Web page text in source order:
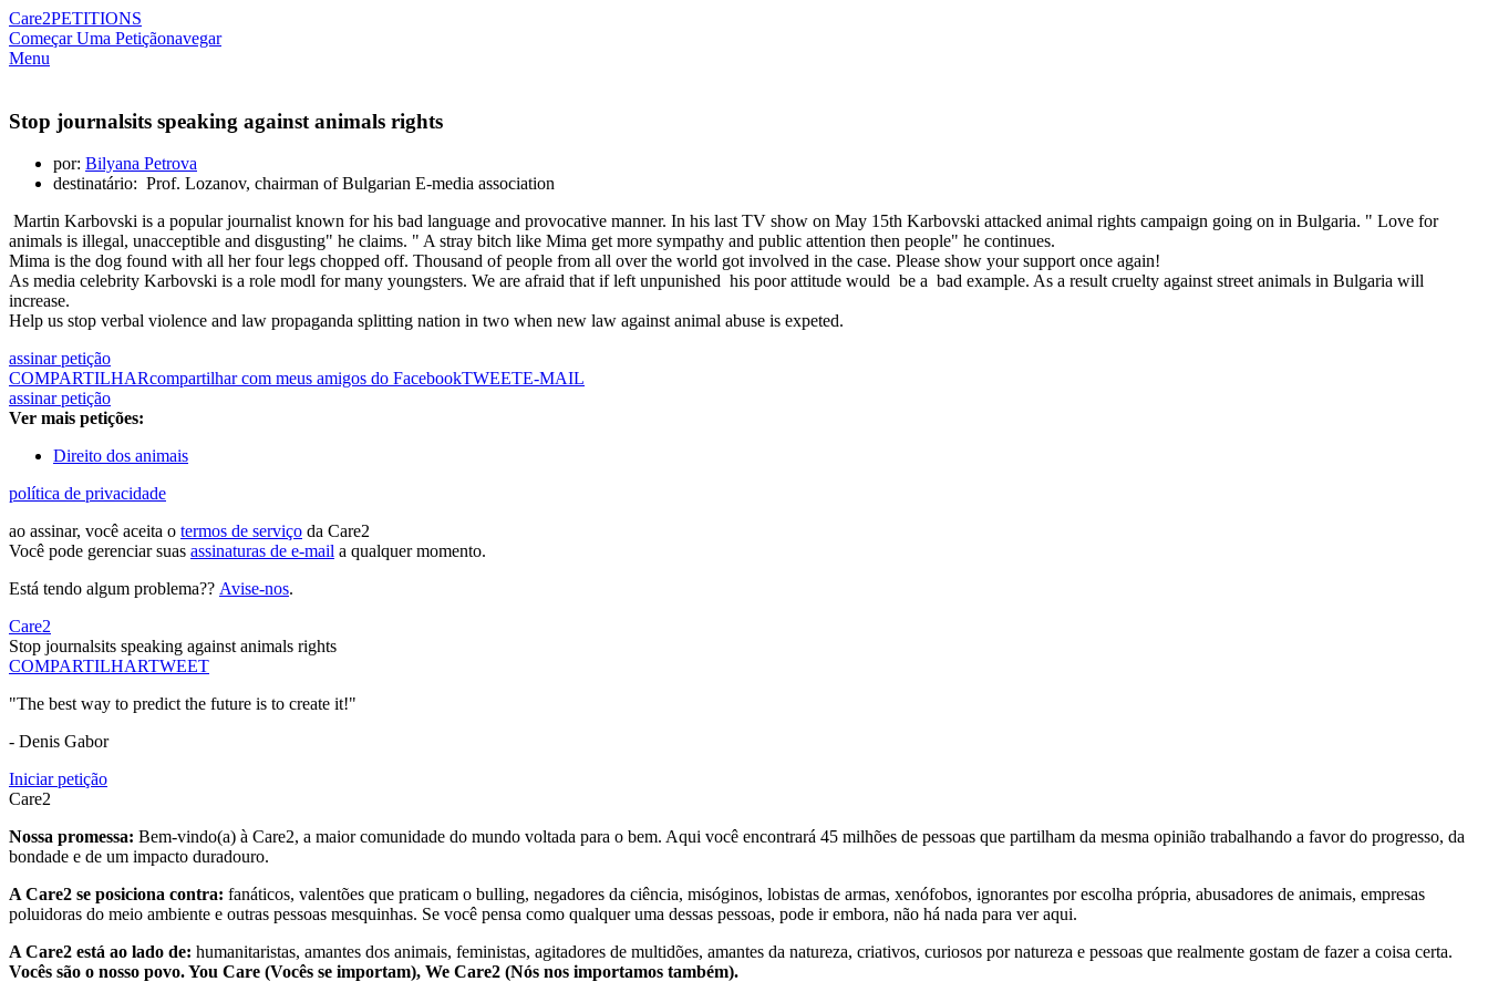
Care2PETITIONS
Começar Uma Petiçãonavegar
Menu
Stop journalsits speaking against animals rights
por: Bilyana Petrova
destinatário: Prof. Lozanov, chairman of Bulgarian E-media association
Martin Karbovski is a popular journalist known for his bad language and provocative manner. In his last TV show on May 15th Karbovski attacked animal rights campaign going on in Bulgaria. " Love for
animals is illegal, unacceptible and disgusting" he claims. " A stray bitch like Mima get more sympathy and public attention then people" he continues.
Mima is the dog found with all her four legs chopped off. Thousand of people from all over the world got involved in the case. Please show your support once again!
As media celebrity Karbovski is a role modl for many youngsters. We are afraid that if left unpunished his poor attitude would be a bad example. As a result cruelty against street animals in Bulgaria will
increase.
Help us stop verbal violence and law propaganda splitting nation in two when new law against animal abuse is expeted.
assinar petição
COMPARTILHARcompartilhar com meus amigos do FacebookTWEETE-MAIL
assinar petição
Ver mais petições:
Direito dos animais
política de privacidade
ao assinar, você aceita o termos de serviço da Care2
Você pode gerenciar suas assinaturas de e-mail a qualquer momento.
Está tendo algum problema?? Avise-nos.
Care2
Stop journalsits speaking against animals rights
COMPARTILHARTWEET
"The best way to predict the future is to create it!"
- Denis Gabor
Iniciar petição
Care2
Nossa promessa: Bem-vindo(a) à Care2, a maior comunidade do mundo voltada para o bem. Aqui você encontrará 45 milhões de pessoas que partilham da mesma opinião trabalhando a favor do progresso, da
bondade e de um impacto duradouro.
A Care2 se posiciona contra: fanáticos, valentões que praticam o bulling, negadores da ciência, misóginos, lobistas de armas, xenófobos, ignorantes por escolha própria, abusadores de animais, empresas
poluidoras do meio ambiente e outras pessoas mesquinhas. Se você pensa como qualquer uma dessas pessoas, pode ir embora, não há nada para ver aqui.
A Care2 está ao lado de: humanitaristas, amantes dos animais, feministas, agitadores de multidões, amantes da natureza, criativos, curiosos por natureza e pessoas que realmente gostam de fazer a coisa certa.
Vocês são o nosso povo. You Care (Vocês se importam), We Care2 (Nós nos importamos também).